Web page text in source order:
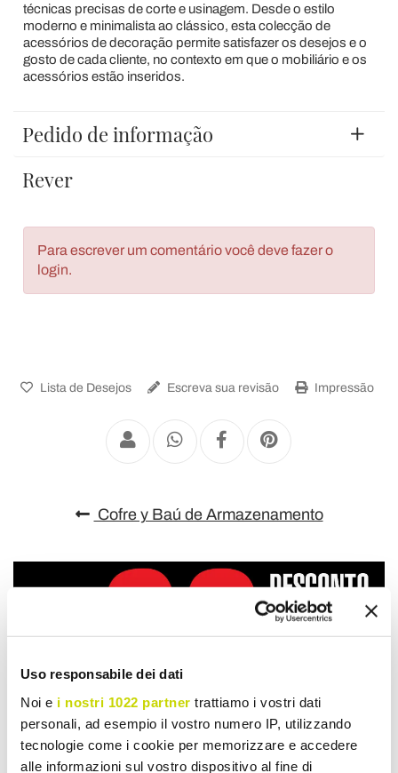
Uso responsabile dei dati
Noi e i nostri 1022 partner trattiamo i vostri dati
personali, ad esempio il vostro numero IP, utilizzando
tecnologie come i cookie per memorizzare e accedere
alle informazioni sul vostro dispositivo al fine di
técnicas precisas de corte e usinagem. Desde o estilo
moderno e minimalista ao clássico, esta colecção de
acessórios de decoração permite satisfazer os desejos e o
gosto de cada cliente, no contexto em que o mobiliário e os
acessórios estão inseridos.
Pedido de informação
Rever
Para escrever um comentário você deve fazer o
login.
Lista de Desejos Escreva sua revisão Impressão
Cofre y Baú de Armazenamento